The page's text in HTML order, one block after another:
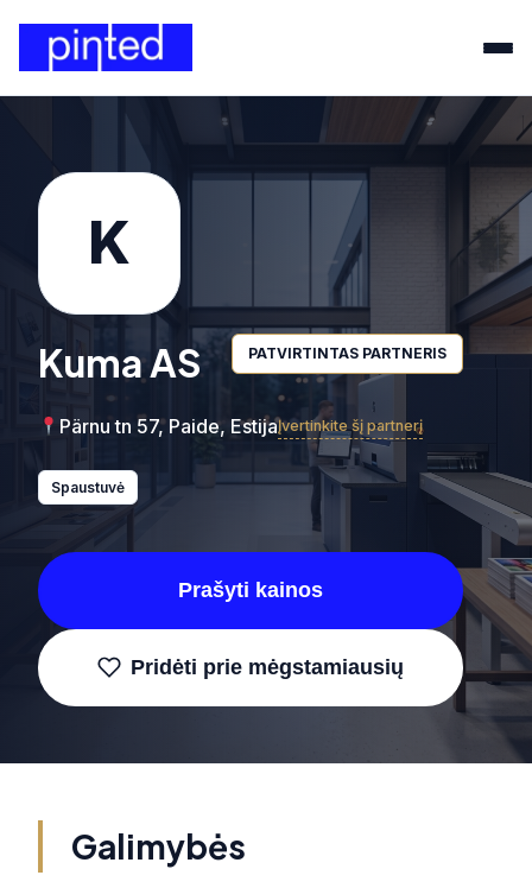
K
Kuma AS PATVIRTINTAS PARTNERIS
Pärnu tn 57, Paide, EstijaĮvertinkite šį partnerį
Spaustuvė
Prašyti kainos
Pridėti prie mėgstamiausių
Galimybės